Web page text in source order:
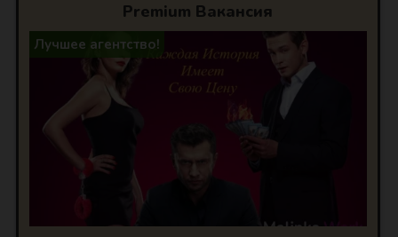
Premium Вакансия
Лучшее агентство!